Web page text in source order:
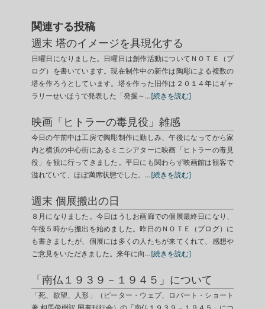
関連する投稿
週末 塔のイメージを具現化する
日曜日になりました。日曜日は創作活動についてＮＯＴＥ（ブ
ログ）を書いています。現在制作中の新作は陶彫による複数の
塔を作ろうとしています。塔を作った旧作は２０１４年にギャ
ラリーせいほうで発表した「発掘～…[続きを読む]
映画「ヒトラーの毒見役」雑感
今日の午前中は工房で陶彫制作に勤しみ、午後になってから家
内と横浜の中心街にあるミニシアターに映画「ヒトラーの毒見
役」を観に行ってきました。平日にも関わらず映画館は観客で
溢れていて、ほぼ満席状態でした。…[続きを読む]
週末 個展搬出の日
８月になりました。今日はうしお画廊での個展最終日になり、
午後５時から搬出を始めました。昨日のＮＯＴＥ（ブログ）に
も書きましたが、個展には多くの人たちが来てくれて、感想や
ご意見をいただきました。来年に向…[続きを読む]
「南仏１９３９－１９４５」について
「死、欲望、人形」（ピーター・ウェブ、ロバート・ショート